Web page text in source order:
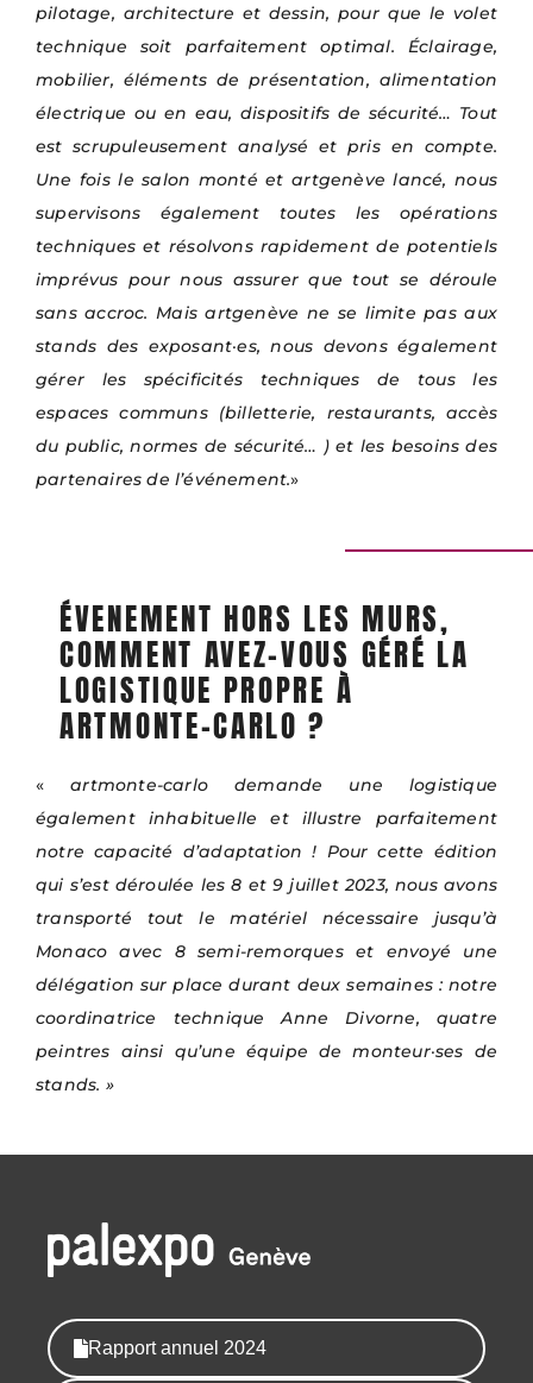
pilotage, architecture et dessin, pour que le volet
technique soit parfaitement optimal. Éclairage,
mobilier, éléments de présentation, alimentation
électrique ou en eau, dispositifs de sécurité… Tout
est scrupuleusement analysé et pris en compte.
Une fois le salon monté et artgenève lancé, nous
supervisons également toutes les opérations
techniques et résolvons rapidement de potentiels
imprévus pour nous assurer que tout se déroule
sans accroc. Mais artgenève ne se limite pas aux
stands des exposant·es, nous devons également
gérer les spécificités techniques de tous les
espaces communs (billetterie, restaurants, accès
du public, normes de sécurité… ) et les besoins des
partenaires de l’événement.»
ÉVENEMENT HORS LES MURS,
COMMENT AVEZ-VOUS GÉRÉ LA
LOGISTIQUE PROPRE À
ARTMONTE-CARLO ?
«artmonte-carlo demande une logistique
également inhabituelle et illustre parfaitement
notre capacité d’adaptation ! Pour cette édition
qui s’est déroulée les 8 et 9 juillet 2023, nous avons
transporté tout le matériel nécessaire jusqu’à
Monaco avec 8 semi-remorques et envoyé une
délégation sur place durant deux semaines : notre
coordinatrice technique Anne Divorne, quatre
peintres ainsi qu’une équipe de monteur·ses de
stands. »
Rapport annuel 2024